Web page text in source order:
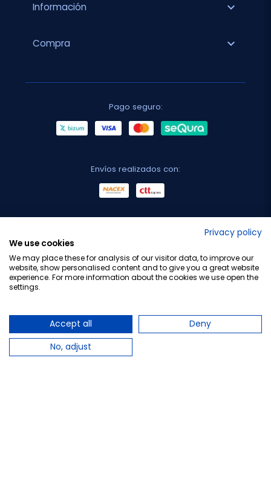
Información expand_more
Compra expand_more
Pago seguro:
Envíos realizados con:
Privacy policy
We use cookies
We may place these for analysis of our visitor data, to improve our
website, show personalised content and to give you a great website
experience. For more information about the cookies we use open the
settings.
Accept all
Deny
No, adjust